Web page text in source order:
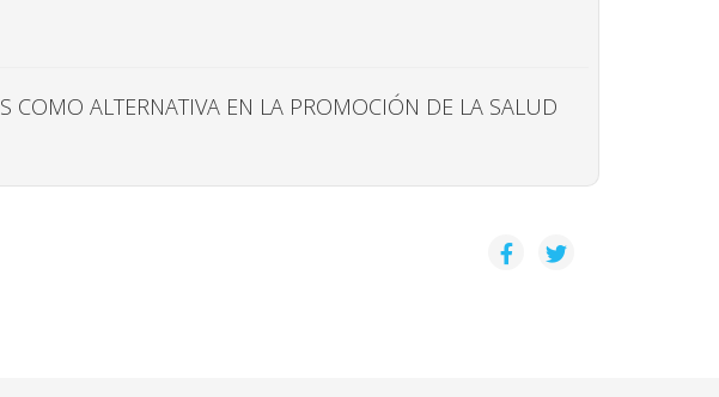
COMO ALTERNATIVA EN LA PROMOCIÓN DE LA SALUD